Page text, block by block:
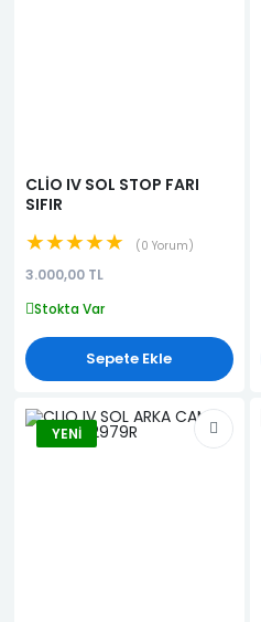
CLİO IV SOL STOP FARI
SIFIR
★★★★★ 0 Yorum
3.000,00 TL
Stokta Var
Sepete Ekle
YENI